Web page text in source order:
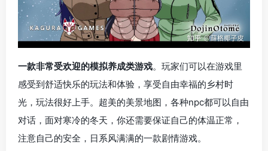
一款非常受欢迎的模拟养成类游戏。玩家们可以在游戏里
感受到舒适快乐的玩法和体验，享受自由幸福的乡村时
光，玩法很好上手。超美的美景地图，各种npc都可以自由
对话，面对寒冷的冬天，你还需要保证自己的体温正常，
注意自己的安全，日系风满满的一款剧情游戏。